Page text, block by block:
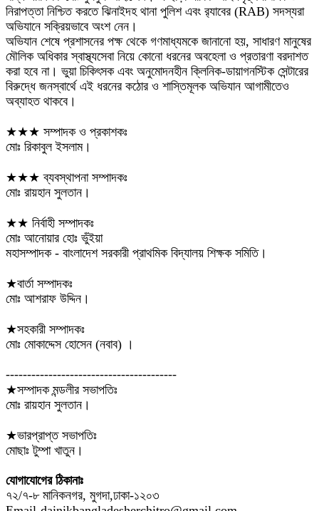
নিরাপত্তা নিশ্চিত করতে ঝিনাইদহ থানা পুলিশ এবং র‍্যাবের (RAB) সদস্যরা
অভিযানে সক্রিয়ভাবে অংশ নেন।
অভিযান শেষে প্রশাসনের পক্ষ থেকে গণমাধ্যমকে জানানো হয়, সাধারণ মানুষের
মৌলিক অধিকার স্বাস্থ্যসেবা নিয়ে কোনো ধরনের অবহেলা ও প্রতারণা বরদাশত
করা হবে না। ভুয়া চিকিৎসক এবং অনুমোদনহীন ক্লিনিক-ডায়াগনস্টিক সেন্টারের
বিরুদ্ধে জনস্বার্থে এই ধরনের কঠোর ও শাস্তিমূলক অভিযান আগামীতেও
অব্যাহত থাকবে।
★★★ সম্পাদক ও প্রকাশকঃ
মোঃ রিকাবুল ইসলাম।
★★★ ব্যবস্থাপনা সম্পাদকঃ
মোঃ রায়হান সুলতান।
★★ নির্বাহী সম্পাদকঃ
মোঃ আনোয়ার হোঃ ভুঁইয়া
মহাসম্পাদক - বাংলাদেশ সরকারী প্রাথমিক বিদ্যালয় শিক্ষক সমিতি।
★বার্তা সম্পাদকঃ
মোঃ আশরাফ উদ্দিন।
★সহকারী সম্পাদকঃ
মোঃ মোকাদ্দেস হোসেন (নবাব) ।
----------------------------------------
★সম্পাদক মন্ডলীর সভাপতিঃ
মোঃ রায়হান সুলতান।
★ভারপ্রাপ্ত সভাপতিঃ
মোছাঃ টুম্পা খাতুন।
যোগাযোগের ঠিকানাঃ
৭২/৭-৮ মানিকনগর, মুগদা,ঢাকা-১২০৩